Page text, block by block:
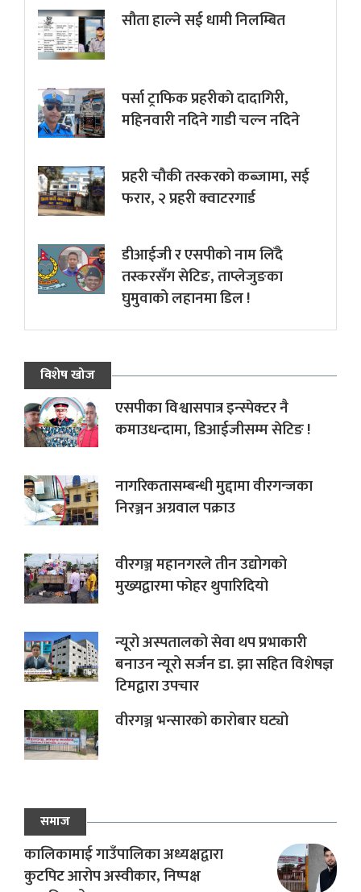
सौता हाल्ने सई धामी निलम्बित
पर्सा ट्राफिक प्रहरीकाे दादागिरी,
महिनवारी नदिने गाडी चल्न नदिने
प्रहरी चौकी तस्करको कब्जामा, सई
फरार, २ प्रहरी क्वाटरगार्ड
डीआईजी र एसपीको नाम लिँदै
तस्करसँग सेटिङ, ताप्लेजुङका
घुमुवाको लहानमा डिल !
विशेष खोज
एसपीका विश्वासपात्र इन्स्पेक्टर नै
कमाउधन्दामा, डिआईजीसम्म सेटिङ !
नागरिकतासम्बन्धी मुद्दामा वीरगन्जका
निरञ्जन अग्रवाल पक्राउ
वीरगञ्ज महानगरले तीन उद्योगको
मुख्यद्वारमा फोहर थुपारिदियो
न्यूरो अस्पतालको सेवा थप प्रभाकारी
बनाउन न्यूरो सर्जन डा. झा सहित विशेषज्ञ
टिमद्वारा उपचार
वीरगञ्ज भन्सारको कारोबार घट्यो
समाज
कालिकामाई गाउँपालिका अध्यक्षद्वारा
कुटपिट आरोप अस्वीकार, निष्पक्ष